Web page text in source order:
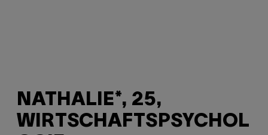
NATHALIE*, 25,
WIRTSCHAFTSPSYCHOL